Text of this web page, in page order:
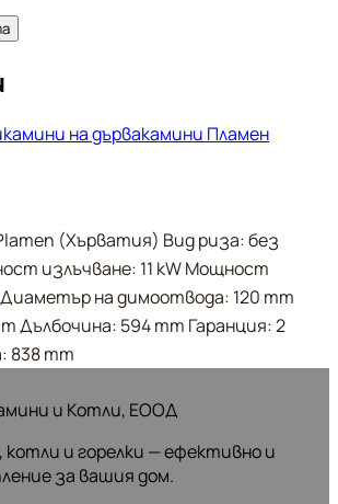
камини на дървакамини Пламен
(Хърватия) Вид риза: без
излъчване: 11 kW Мощност
Диаметър на димоотвода: 120 mm
Дълбочина: 594 mm Гаранция: 2
838 mm
и Котли, ЕООД
и горелки — ефективно и
за вашия дом.